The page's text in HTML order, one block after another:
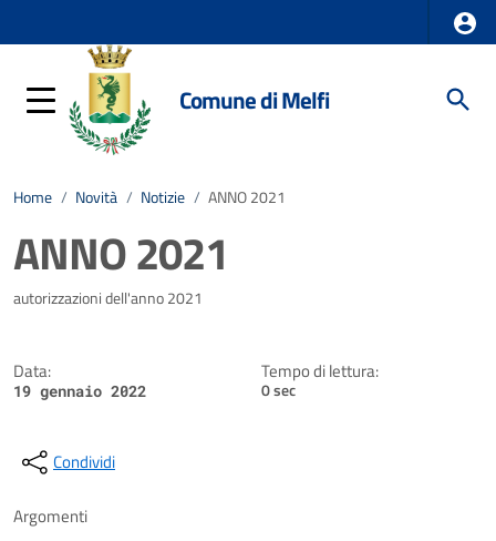
Comune di Melfi
Home / Novità / Notizie / ANNO 2021
ANNO 2021
Dettagli della notizia
autorizzazioni dell'anno 2021
Data:
19 gennaio 2022
Tempo di lettura:
0 sec
Condividi
Argomenti